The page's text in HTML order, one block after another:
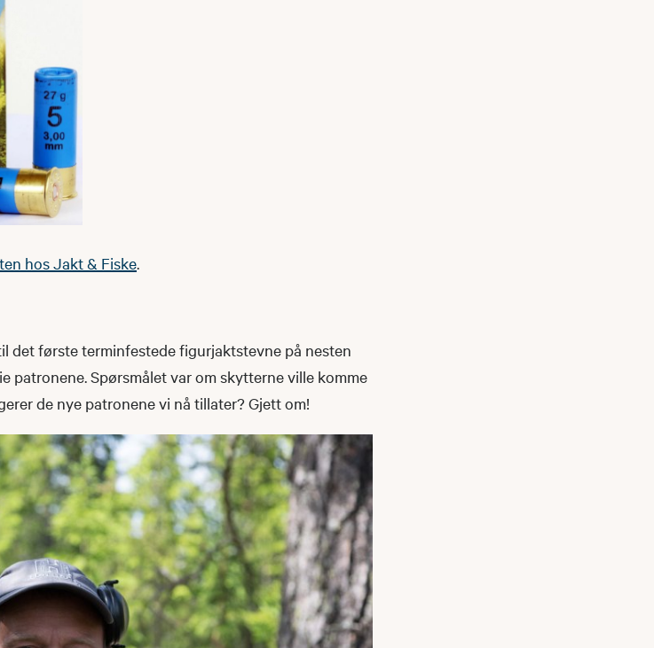
hos Jakt & Fiske.
det første terminfestede figurjaktstevne på nesten
patronene. Spørsmålet var om skytterne ville komme
de nye patronene vi nå tillater? Gjett om!